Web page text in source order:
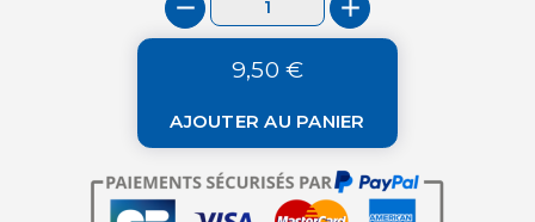
9,50 €
AJOUTER AU PANIER